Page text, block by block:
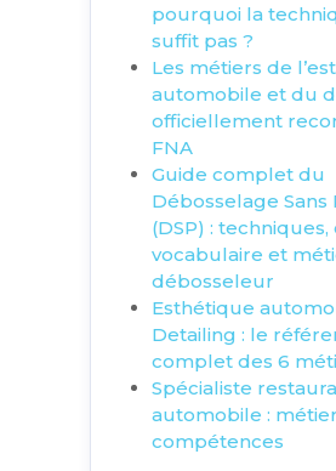
pourquoi la
suffit pas ?
Les métiers de
automobile et du
officiellement
FNA
Guide complet du
Débosselage Sans
(DSP) : techniques,
vocabulaire et
débosseleur
Esthétique
Detailing : le
complet des 6
Spécialiste
automobile :
compétences